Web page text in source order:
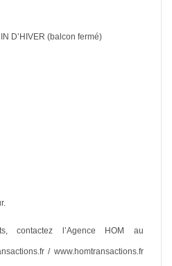
D’HIVER (balcon fermé)
contactez l’Agence HOM au
/ www.homtransactions.fr